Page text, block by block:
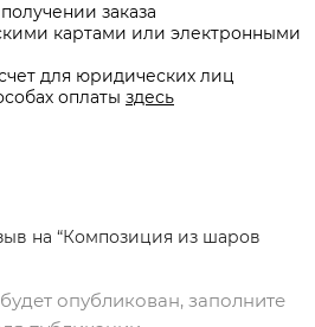
заказа
картами или электронными
для юридических лиц
оплаты здесь
на “Композиция из шаров
опубликован, заполните